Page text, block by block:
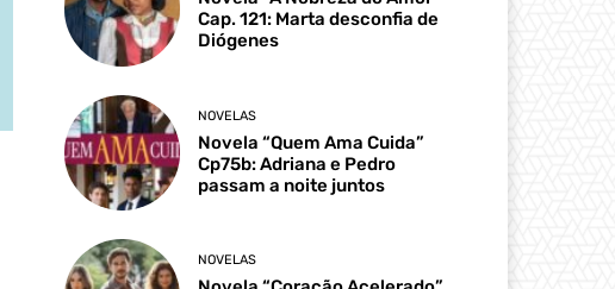
Cap. 121: Marta desconfia de
Diógenes
NOVELAS
Novela “Quem Ama Cuida”
Cp75b: Adriana e Pedro
passam a noite juntos
NOVELAS